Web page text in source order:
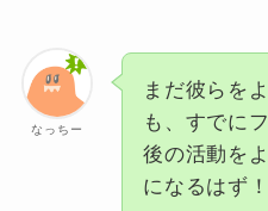
なっちー
まだ彼らを
も、すでに
後の活動を
になるはず！